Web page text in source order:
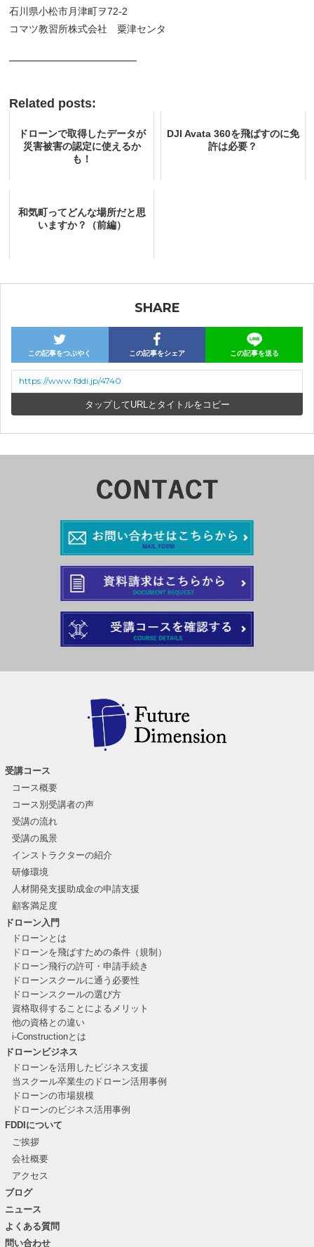
石川県小松市月津町ヲ72-2
コマツ教習所株式会社 粟津センタ
━━━━━━━━━━━━━
Related posts:
ドローンで取得したデータが
災害被害の認定に使えるか
も！
DJI Avata 360を飛ばすのに免
許は必要？
和気町ってどんな場所だと思
いますか？（前編）
SHARE
この記事をつぶやく この記事をシェア この記事を送る
https://www.fddi.jp/4740
URLとタイトルをコピー
受講コース
コース概要
コース別受講者の声
受講の流れ
受講の風景
インストラクターの紹介
研修環境
人材開発支援助成金の申請支援
顧客満足度
ドローン入門
ドローンとは
ドローンを飛ばすための条件（規制）
ドローン飛行の許可・申請手続き
ドローンスクールに通う必要性
ドローンスクールの選び方
資格取得することによるメリット
他の資格との違い
i-Constructionとは
ドローンビジネス
ドローンを活用したビジネス支援
当スクール卒業生のドローン活用事例
ドローンの市場規模
ドローンのビジネス活用事例
FDDIについて
ご挨拶
会社概要
アクセス
ブログ
ニュース
よくある質問
問い合わせ